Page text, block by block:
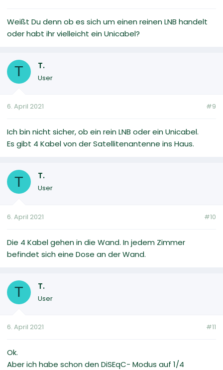
Weißt Du denn ob es sich um einen reinen LNB handelt
oder habt ihr vielleicht ein Unicabel?
T T.
User
6. April 2021 #9
Ich bin nicht sicher, ob ein rein LNB oder ein Unicabel.
Es gibt 4 Kabel von der Satellitenantenne ins Haus.
T T.
User
6. April 2021 #10
Die 4 Kabel gehen in die Wand. In jedem Zimmer
befindet sich eine Dose an der Wand.
T T.
User
6. April 2021 #11
Ok.
Aber ich habe schon den DiSEqC- Modus auf 1/4